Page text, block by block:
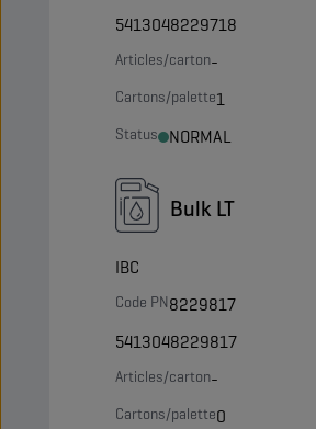
5413048229718
Articles/carton-
Cartons/palette1
Status NORMAL
Bulk LT
IBC
Code PN8229817
5413048229817
Articles/carton-
Cartons/palette0